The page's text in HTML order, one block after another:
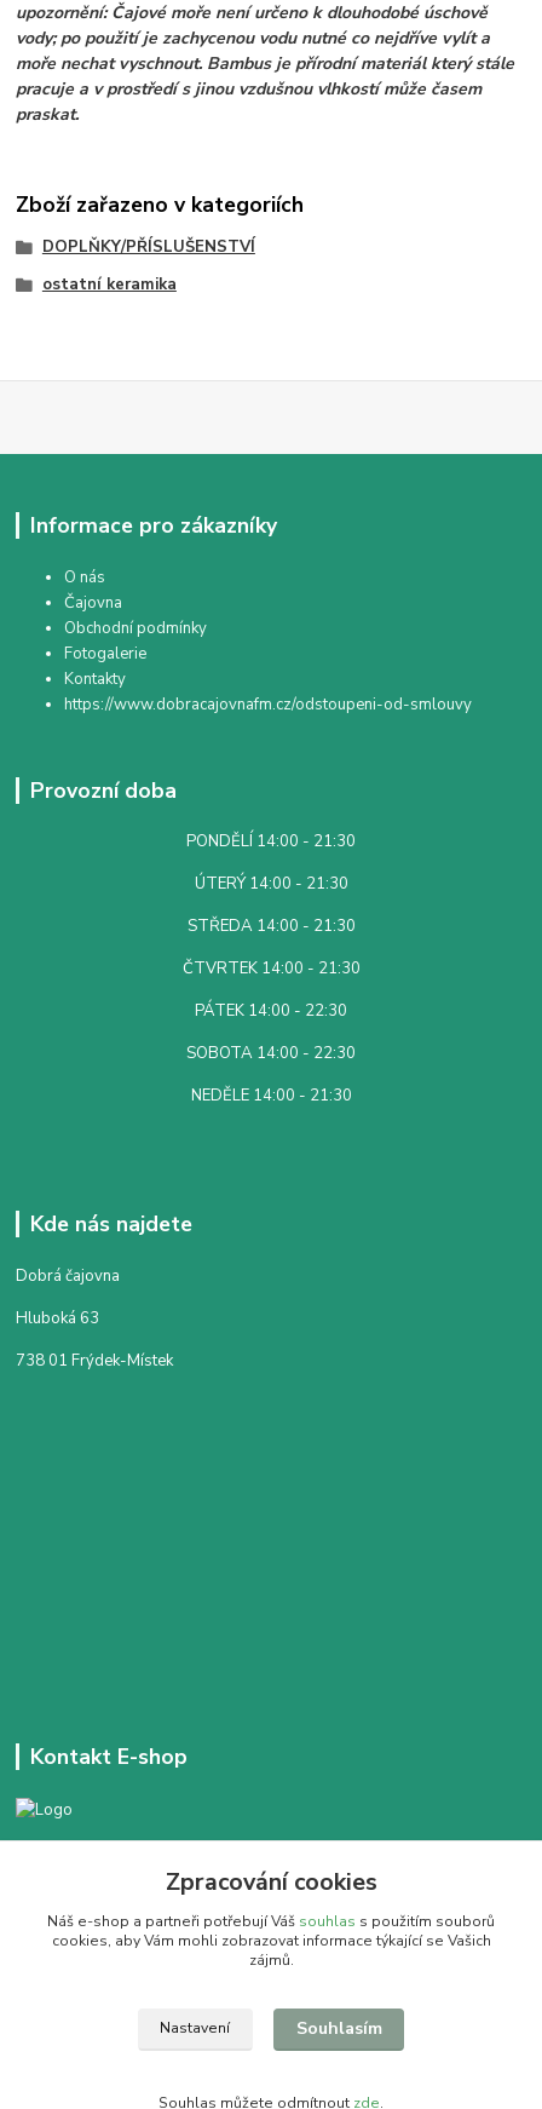
upozornění:Čajové moře není určeno k dlouhodobé úschově
vody; po použití je zachycenou vodu nutné co nejdříve vylít a
moře nechat vyschnout. Bambus je přírodní materiál který stále
pracuje a v prostředí s jinou vzdušnou vlhkostí může časem
praskat.
Zboží zařazeno v kategoriích
DOPLŇKY/PŘÍSLUŠENSTVÍ
ostatní keramika
Informace pro zákazníky
O nás
Čajovna
Obchodní podmínky
Fotogalerie
Kontakty
https://www.dobracajovnafm.cz/odstoupeni-od-smlouvy
Provozní doba
PONDĚLÍ 14:00 - 21:30
ÚTERÝ 14:00 - 21:30
STŘEDA 14:00 - 21:30
ČTVRTEK 14:00 - 21:30
PÁTEK 14:00 - 22:30
SOBOTA 14:00 - 22:30
NEDĚLE 14:00 - 21:30
Kde nás najdete
Dobrá čajovna
Hluboká 63
738 01 Frýdek-Místek
Kontakt E-shop
Denně 14:00 - 21:30 hod
dobracajovnafm@gmail.com
Pít dobrý čaj se vyplatí
Zpracování cookies
Náš e-shop a partneři potřebují Váš souhlas s použitím souborů
cookies, aby Vám mohli zobrazovat informace týkající se Vašich
zájmů.
Nastavení Souhlasím
Souhlas můžete odmítnout zde.